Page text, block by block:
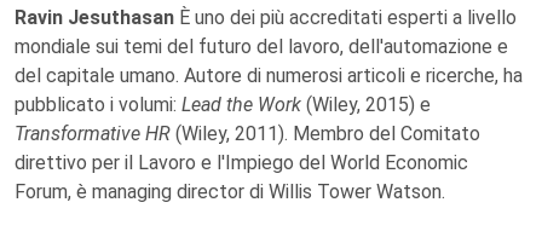
Ravin Jesuthasan È uno dei più accreditati esperti a livello
mondiale sui temi del futuro del lavoro, dell'automazione e
del capitale umano. Autore di numerosi articoli e ricerche, ha
pubblicato i volumi: Lead the Work (Wiley, 2015) e
Transformative HR (Wiley, 2011). Membro del Comitato
direttivo per il Lavoro e l'Impiego del World Economic
Forum, è managing director di Willis Tower Watson.